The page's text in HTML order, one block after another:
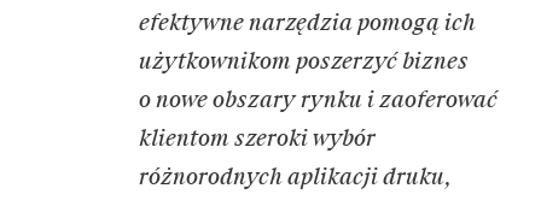
efektywne narzędzia pomogą ich
użytkownikom poszerzyć biznes
o nowe obszary rynku i zaoferować
klientom szeroki wybór
różnorodnych aplikacji druku,